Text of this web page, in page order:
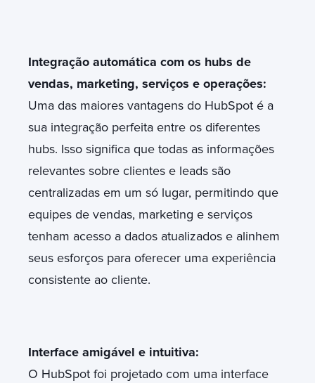
Integração automática com os hubs de
vendas, marketing, serviços e operações:
Uma das maiores vantagens do HubSpot é a
sua integração perfeita entre os diferentes
hubs. Isso significa que todas as informações
relevantes sobre clientes e leads são
centralizadas em um só lugar, permitindo que
equipes de vendas, marketing e serviços
tenham acesso a dados atualizados e alinhem
seus esforços para oferecer uma experiência
consistente ao cliente.
Interface amigável e intuitiva:
O HubSpot foi projetado com uma interface